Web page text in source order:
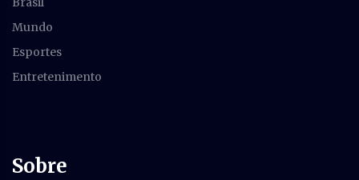
Mundo
Esportes
Entretenimento
Sobre